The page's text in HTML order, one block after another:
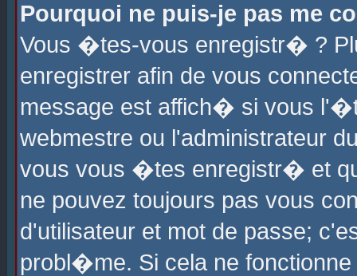
Pourquoi ne puis-je pas me
Vous �tes-vous enregistr� ?
enregistrer afin de vous
message est affich� si vous
webmestre ou l'administrateur
vous vous �tes enregistr� et
ne pouvez toujours pas vous
d'utilisateur et mot de passe;
probl�me. Si cela ne